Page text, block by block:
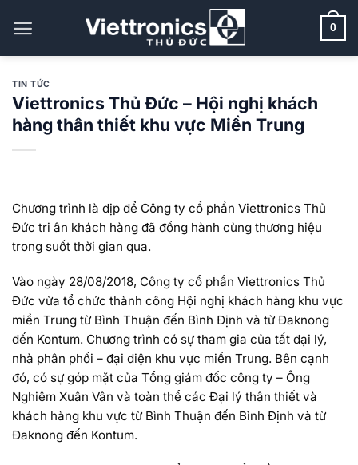
qua
0
TIN TỨC
Viettronics Thủ Đức – Hội nghị khách
hàng thân thiết khu vực Miền Trung
Chương trình là dịp để Công ty cổ phần Viettronics Thủ
Đức tri ân khách hàng đã đồng hành cùng thương hiệu
trong suốt thời gian qua.
Vào ngày 28/08/2018, Công ty cổ phần Viettronics Thủ
Đức vừa tổ chức thành công Hội nghị khách hàng khu vực
miền Trung từ Bình Thuận đến Bình Định và từ Đaknong
đến Kontum. Chương trình có sự tham gia của tất đại lý,
nhà phân phối – đại diện khu vực miền Trung. Bên cạnh
đó, có sự góp mặt của Tổng giám đốc công ty – Ông
Nghiêm Xuân Vân và toàn thể các Đại lý thân thiết và
khách hàng khu vực từ Bình Thuận đến Bình Định và từ
Đaknong đến Kontum.